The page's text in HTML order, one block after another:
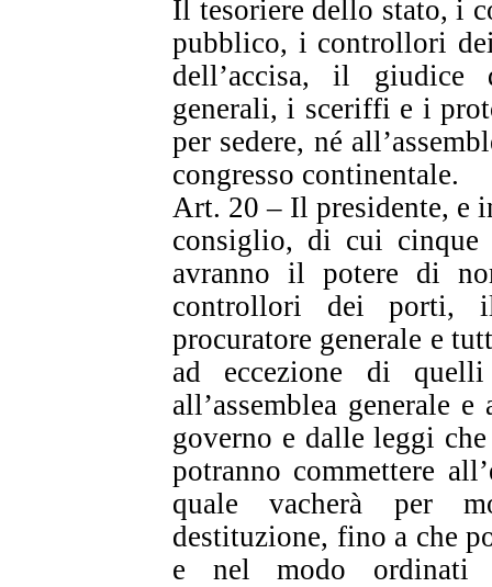
Il tesoriere dello stato, i
pubblico, i controllori
dell’accisa, il giudice
generali, i sceriffi e i
per sedere, né
congresso continentale.
Art. 20 – Il presidente, e
consiglio, di cui
avranno il potere di
controllori dei porti,
procuratore generale e
ad eccezione di
all’assemblea generale
governo e dalle leggi
potranno commettere
quale vacherà per
destituzione, fino a che
e nel modo ordinati